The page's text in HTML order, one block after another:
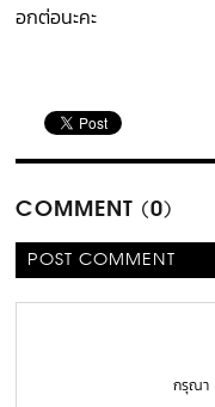
อกต่อนะคะ
COMMENT (0)
POST COMMENT
กรุณา